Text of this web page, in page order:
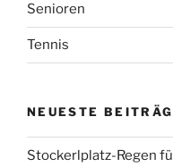
Senioren
Tennis
NEUESTE
Stockerlplatz-Regen